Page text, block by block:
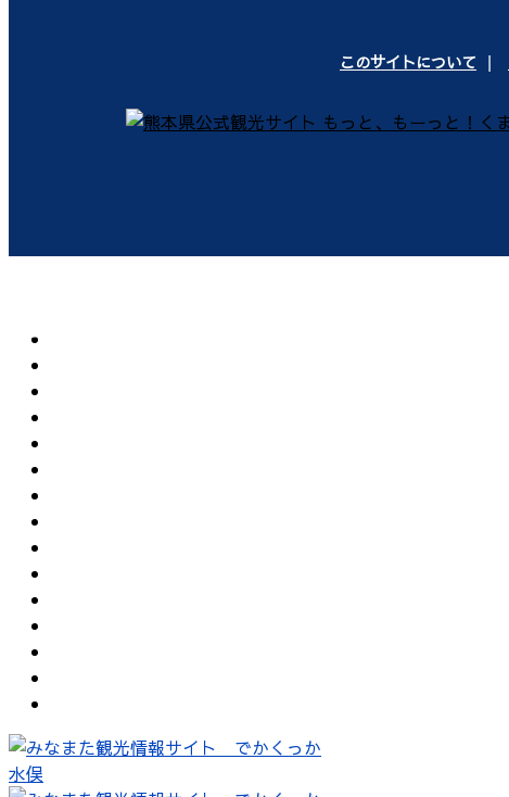
このサイトについて